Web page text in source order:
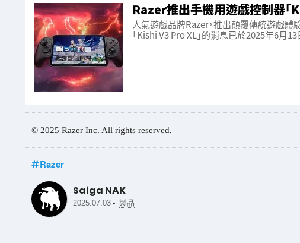
Razer推出手機用遊戲控制器「
人氣遊戲品牌Razer，推出顛覆傳統遊戲體
「Kishi V3 Pro XL」的消息已於2025年6月13
© 2025 Razer Inc. All rights reserved.
Razer
Saiga NAK
2025.07.03- 製品